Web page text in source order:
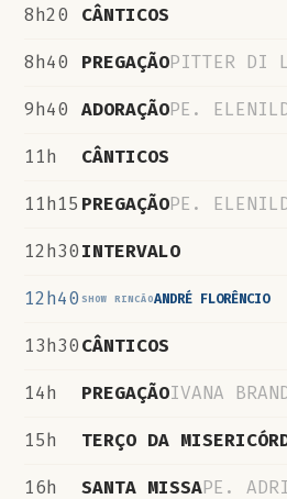
8h20 CÂNTICOS
8h40 PREGAÇÃOPITTER DI
9h40 ADORAÇÃOPE.
11h CÂNTICOS
11h15 PREGAÇÃOPE.
12h30 INTERVALO
12h40 SHOW RINCÃOANDRÉ FLORÊNCIO
13h30 CÂNTICOS
14h PREGAÇÃOIVANA
15h TERÇO DA
16h SANTA MISSAPE.